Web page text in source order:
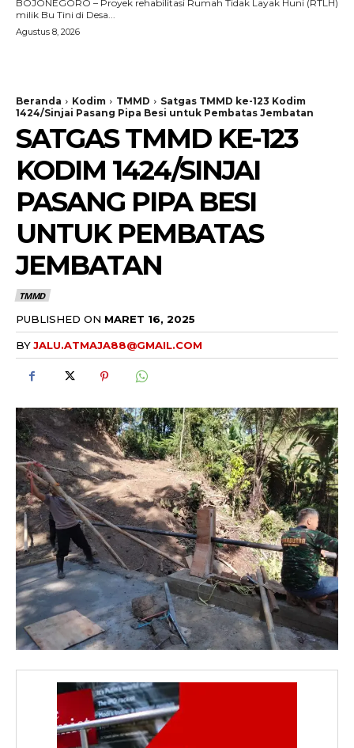
BOJONEGORO – Proyek rehabilitasi Rumah Tidak Layak Huni (RTLH)
milik Bu Tini di Desa...
Agustus 8, 2026